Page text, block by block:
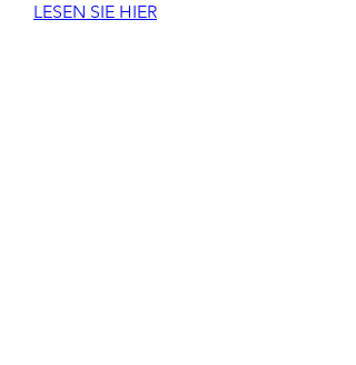
LESEN SIE HIER